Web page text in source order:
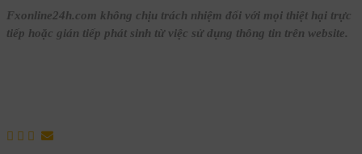
Fxonline24h.com không chịu trách nhiệm đối với mọi thiệt hại trực
tiếp hoặc gián tiếp phát sinh từ việc sử dụng thông tin trên website.